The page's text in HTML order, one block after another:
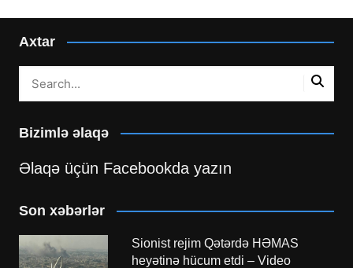
Axtar
Bizimlə əlaqə
Əlaqə üçün Facebookda yazın
Son xəbərlər
Sionist rejim Qətərdə HƏMAS
heyətinə hücum etdi – Video